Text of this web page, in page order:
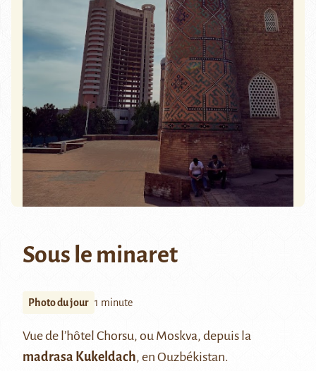
Sous le minaret
Photo du jour 1 minute
Vue de l’hôtel Chorsu, ou Moskva, depuis la
madrasa Kukeldach, en Ouzbékistan.